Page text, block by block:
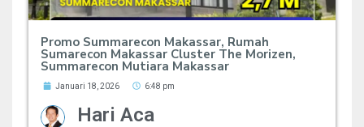
Promo Summarecon Makassar, Rumah
Sumarecon Makassar Cluster The Morizen,
Summarecon Mutiara Makassar
Januari 18, 2026 6:48 pm
Hari Aca